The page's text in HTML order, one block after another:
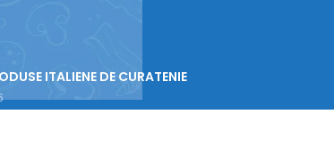
ITALIENE DE CURATENIE